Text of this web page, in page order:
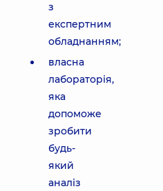
з
експертним
обладнанням;
власна
лабораторія,
яка
допоможе
зробити
будь-
який
аналіз